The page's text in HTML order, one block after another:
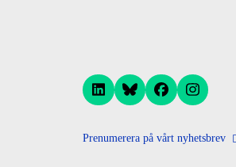
Prenumerera på vårt nyhetsbrev